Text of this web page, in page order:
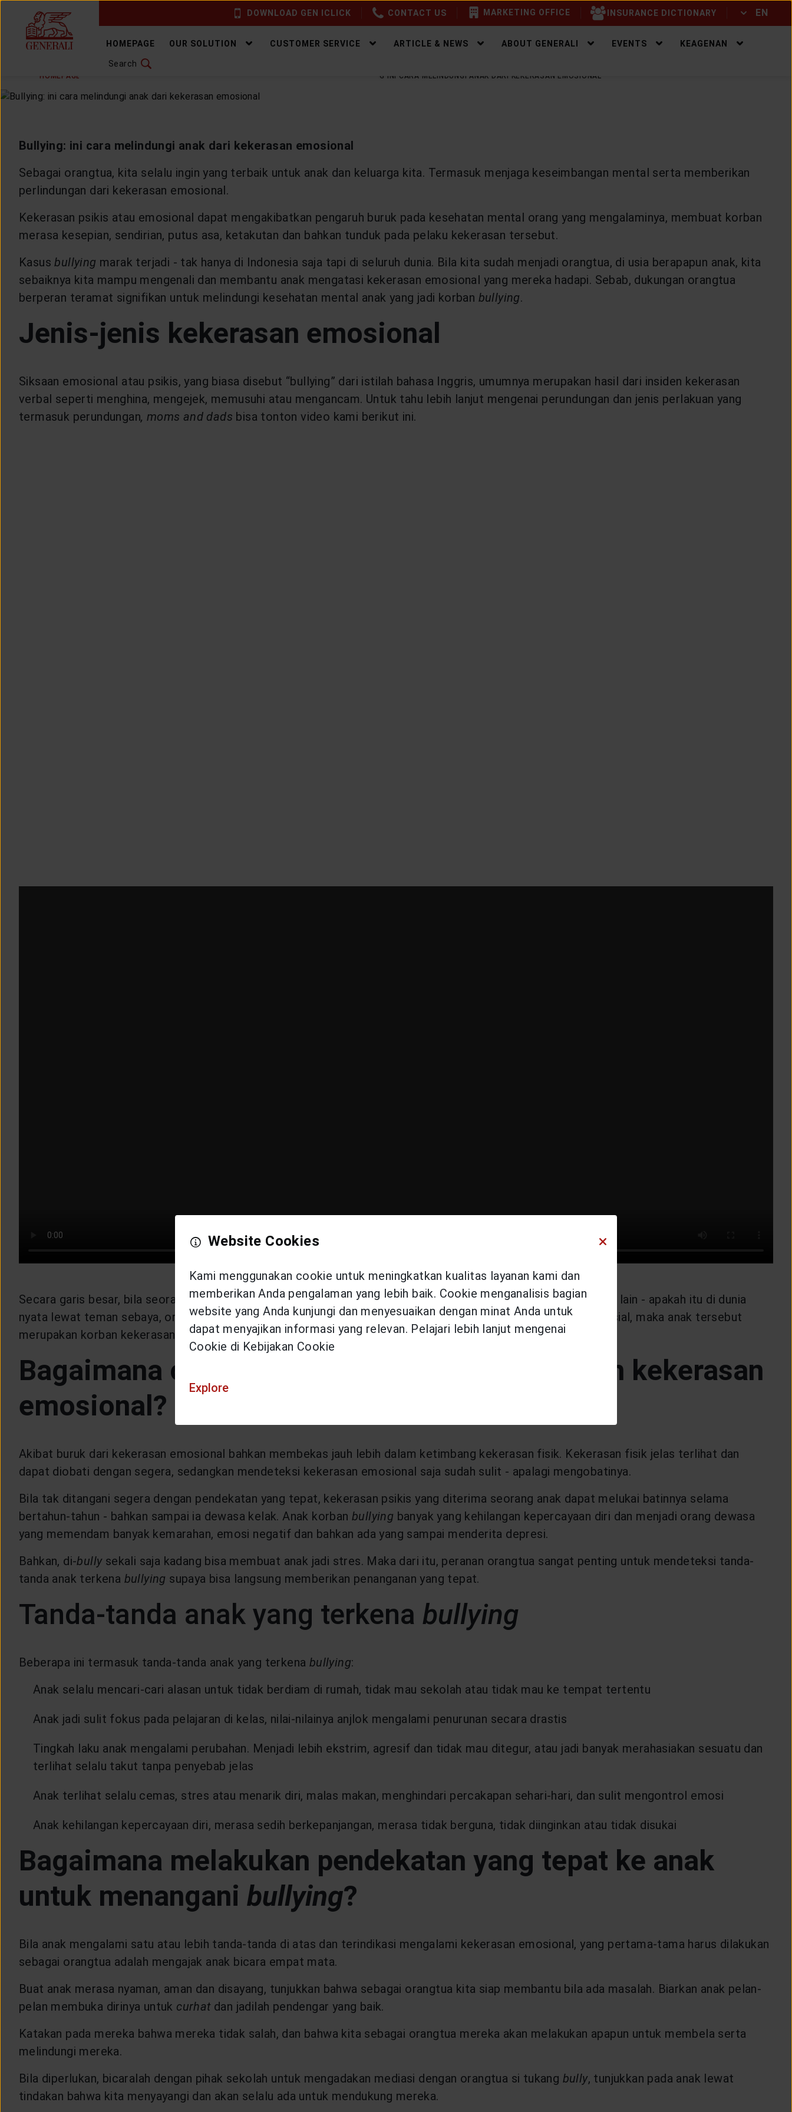
DOWNLOAD GEN ICLICK CONTACT US MARKETING OFFICE INSURANCE DICTIONARY EN
HOMEPAGE OUR SOLUTION CUSTOMER SERVICE ARTICLE & NEWS ABOUT GENERALI EVENTS KEAGENAN
Search
HOMEPAGE BULLYING INI CARA MELINDUNGI ANAK DARI KEKERASAN EMOSIONAL
FRIDAY, 18 SEPTEMBER 2020
Bullying: ini cara melindungi anak dari kekerasan emosional
Sebagai orangtua, kita selalu ingin yang terbaik untuk anak dan keluarga kita. Termasuk menjaga keseimbangan mental serta memberikan
perlindungan dari kekerasan emosional.
Kekerasan psikis atau emosional dapat mengakibatkan pengaruh buruk pada kesehatan mental orang yang mengalaminya, membuat korban
merasa kesepian, sendirian, putus asa, ketakutan dan bahkan tunduk pada pelaku kekerasan tersebut.
Kasusbullying marak terjadi - tak hanya di Indonesia saja tapi di seluruh dunia. Bila kita sudah menjadi orangtua, di usia berapapun anak, kita
sebaiknya kita mampu mengenali dan membantu anak mengatasi kekerasan emosional yang mereka hadapi. Sebab, dukungan orangtua
berperan teramat signifikan untuk melindungi kesehatan mental anak yang jadi korban bullying.
Jenis-jenis kekerasan emosional
Siksaan emosional atau psikis, yang biasa disebut “bullying” dari istilah bahasa Inggris, umumnya merupakan hasil dari insiden kekerasan
verbal seperti menghina, mengejek, memusuhi atau mengancam. Untuk tahu lebih lanjut mengenai perundungan dan jenis perlakuan yang
termasuk perundungan, moms and dads bisa tonton video kami berikut ini.
Secara garis besar, bila seorang anak mendapat trauma batin yang disebabkan kata-kata atau tingkah laku orang lain - apakah itu di dunia
nyata lewat teman sebaya, orang yang lebih tua maupun orang yang hanya dikenal di dunia maya lewat media sosial, maka anak tersebut
merupakan korban kekerasan emosional.
Bagaimana cara mengenali tanda-tanda korban kekerasan
emosional?
Akibat buruk dari kekerasan emosional bahkan membekas jauh lebih dalam ketimbang kekerasan fisik. Kekerasan fisik jelas terlihat dan
dapat diobati dengan segera, sedangkan mendeteksi kekerasan emosional saja sudah sulit - apalagi mengobatinya.
Bila tak ditangani segera dengan pendekatan yang tepat, kekerasan psikis yang diterima seorang anak dapat melukai batinnya selama
bertahun-tahun - bahkan sampai ia dewasa kelak. Anak korban bullying banyak yang kehilangan kepercayaan diri dan menjadi orang dewasa
yang memendam banyak kemarahan, emosi negatif dan bahkan ada yang sampai menderita depresi.
Bahkan, di-bully sekali saja kadang bisa membuat anak jadi stres. Maka dari itu, peranan orangtua sangat penting untuk mendeteksi tanda-
tanda anak terkena bullying supaya bisa langsung memberikan penanganan yang tepat.
Tanda-tanda anak yang terkena bullying
Beberapa ini termasuk tanda-tanda anak yang terkena bullying:
Anak selalu mencari-cari alasan untuk tidak berdiam di rumah, tidak mau sekolah atau tidak mau ke tempat tertentu
Anak jadi sulit fokus pada pelajaran di kelas, nilai-nilainya anjlok mengalami penurunan secara drastis
Tingkah laku anak mengalami perubahan. Menjadi lebih ekstrim, agresif dan tidak mau ditegur, atau jadi banyak merahasiakan sesuatu dan
terlihat selalu takut tanpa penyebab jelas
Anak terlihat selalu cemas, stres atau menarik diri, malas makan, menghindari percakapan sehari-hari, dan sulit mengontrol emosi
Anak kehilangan kepercayaan diri, merasa sedih berkepanjangan, merasa tidak berguna, tidak diinginkan atau tidak disukai
Bagaimana melakukan pendekatan yang tepat ke anak
untuk menangani bullying?
Bila anak mengalami satu atau lebih tanda-tanda di atas dan terindikasi mengalami kekerasan emosional, yang pertama-tama harus dilakukan
sebagai orangtua adalah mengajak anak bicara empat mata.
Buat anak merasa nyaman, aman dan disayang, tunjukkan bahwa sebagai orangtua kita siap membantu bila ada masalah. Biarkan anak pelan-
pelan membuka dirinya untuk curhat dan jadilah pendengar yang baik.
Katakan pada mereka bahwa mereka tidak salah, dan bahwa kita sebagai orangtua mereka akan melakukan apapun untuk membela serta
melindungi mereka.
Bila diperlukan, bicaralah dengan pihak sekolah untuk mengadakan mediasi dengan orangtua si tukang bully, tunjukkan pada anak lewat
tindakan bahwa kita menyayangi dan akan selalu ada untuk mendukung mereka.
Website Cookies
Kami menggunakan cookie untuk meningkatkan kualitas layanan kami dan
memberikan Anda pengalaman yang lebih baik. Cookie menganalisis bagian
website yang Anda kunjungi dan menyesuaikan dengan minat Anda untuk
dapat menyajikan informasi yang relevan. Pelajari lebih lanjut mengenai
Cookie di Kebijakan Cookie
Explore
CHANGE LANGUAGE ID EN
DOWNLOAD GEN ICLICK
CONTACT US
INSURANCE DICTIONARY
OUR SOLUTION
CUSTOMER SERVICE